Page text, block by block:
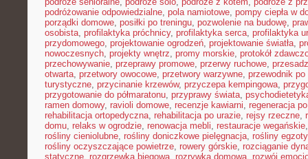
podróżowanie odpowiedzialne, pola namiotowe, pompy ciepła w
porządki domowe, posiłki po treningu, pozwolenie na budowę,
osobista, profilaktyka próchnicy, profilaktyka serca, profilaktyka
przydomowego, projektowanie ogrodzeń, projektowanie światła,
nowoczesnych, projekty wnętrz, promy morskie, protokół
przechowywanie, przeprawy promowe, przerwy ruchowe,
otwarta, przetwory owocowe, przetwory warzywne, przewodnik
turystyczne, przycinanie krzewów, przyczepa kempingowa,
przygotowanie do półmaratonu, przyprawy świata,
ramen domowy, ravioli domowe, recenzje kawiarni, regeneracja
rehabilitacja ortopedyczna, rehabilitacja po urazie, rejsy rzeczne,
domu, relaks w ogrodzie, renowacja mebli, restauracje wegańskie
rośliny cieniolubne, rośliny doniczkowe pielęgnacja, rośliny
rośliny oczyszczające powietrze, rowery górskie, rozciąganie
statyczne, rozgrzewka biegowa, rozrywka domowa, rozwój